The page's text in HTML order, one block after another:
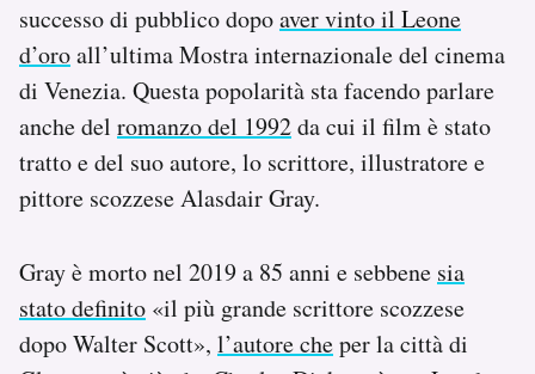
Newsletter
Notifiche mobile
Regala il Post
Hai bisogno di aiuto?
Esci
successo di pubblico dopoaver vinto il Leone
d’oroall’ultima Mostra internazionale del cinema
di Venezia. Questa popolarità sta facendo parlare
anche del romanzo del 1992da cui il film è stato
tratto e del suo autore, lo scrittore, illustratore e
pittore scozzese Alasdair Gray.
Gray è morto nel 2019 a 85 anni e sebbene sia
stato definito «il più grande scrittore scozzese
dopo Walter Scott», l’autore cheper la città di